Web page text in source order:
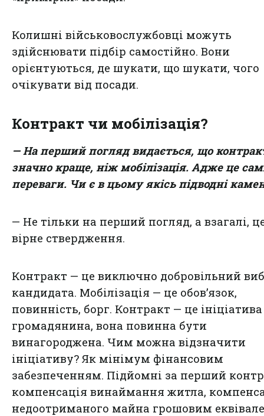
Колишні військовослужбовці можуть
здійснювати підбір самостійно. Вони
орієнтуються, де шукати, що шукати, чого
очікувати від посади.
Контракт чи мобілізація?
— На перший погляд видається, що
значно краще, ніж мобілізація. Адже це
переваги. Чи є в цьому якісь підводні
— Не тільки на перший погляд, а взагалі,
вірне ствердження.
Контракт — це виключно добровільний
кандидата. Мобілізація — це обов’язок,
повинність, борг. Контракт — це ініціатива
громадянина, вона повинна бути
винагороджена. Чим можна відзначити
ініціативу? Як мінімум фінансовим
забезпеченням. Підйомні за перший
компенсація винаймання житла,
недоотриманого майна грошовим